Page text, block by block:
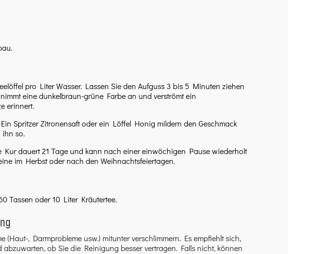
pro Liter Wasser. Lassen Sie den Aufguss 3 bis 5 Minuten ziehen
eine dunkelbraun-grüne Farbe an und verströmt ein
erinnert.
Spritzer Zitronensaft oder ein Löffel Honig mildern den Geschmack
ihn so.
Kur dauert 21 Tage und kann nach einer einwöchigen Pause wiederholt
im Herbst oder nach den Weihnachtsfeiertagen.
Tassen oder 10 Liter Kräutertee.
, Darmprobleme usw.) mitunter verschlimmern. Es empfiehlt sich,
ob Sie die Reinigung besser vertragen. Falls nicht, können